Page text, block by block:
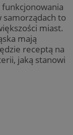
samorządach to
miast.
mają
receptą na
jaką stanowi